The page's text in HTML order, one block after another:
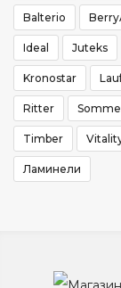
Balterio
Ideal Juteks
Kronostar
Ritter
Timber
Ламинели